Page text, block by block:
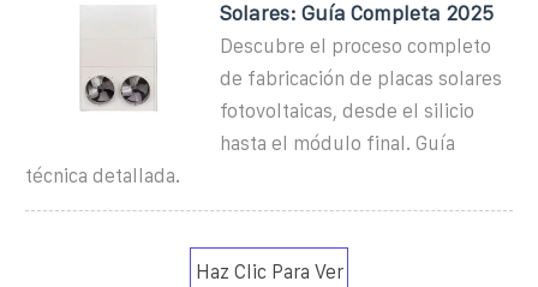
Solares: Guía Completa 2025
Descubre el proceso completo
de fabricación de placas solares
fotovoltaicas, desde el silicio
hasta el módulo final. Guía
técnica detallada.
Haz Clic Para Ver